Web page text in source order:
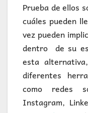
Prueba de ellos
cuáles pueden
vez pueden
dentro de su
esta
diferentes
como redes
Instagram,